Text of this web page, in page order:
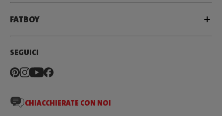
FATBOY
SEGUICI
CHIACCHIERATE CON NOI